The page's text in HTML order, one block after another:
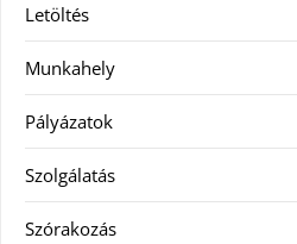
Letöltés
Munkahely
Pályázatok
Szolgálatás
Szórakozás